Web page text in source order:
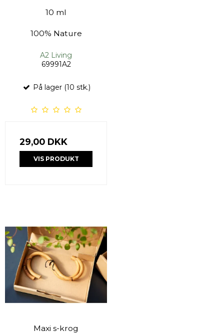
10 ml
100% Nature
A2 Living
69991A2
På lager (10 stk.)
29,00 DKK
VIS PRODUKT
Maxi s-krog